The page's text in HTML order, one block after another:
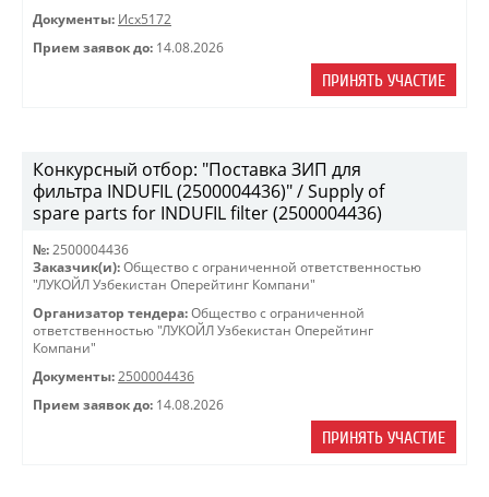
Документы: Исх5172
Прием заявок до: 14.08.2026
ПРИНЯТЬ УЧАСТИЕ
Конкурсный отбор: "Поставка ЗИП для
фильтра INDUFIL (2500004436)" / Supply of
spare parts for INDUFIL filter (2500004436)
№: 2500004436
Заказчик(и): Общество с ограниченной ответственностью
"ЛУКОЙЛ Узбекистан Оперейтинг Компани"
Организатор тендера: Общество с ограниченной
ответственностью "ЛУКОЙЛ Узбекистан Оперейтинг
Компани"
Документы: 2500004436
Прием заявок до: 14.08.2026
ПРИНЯТЬ УЧАСТИЕ